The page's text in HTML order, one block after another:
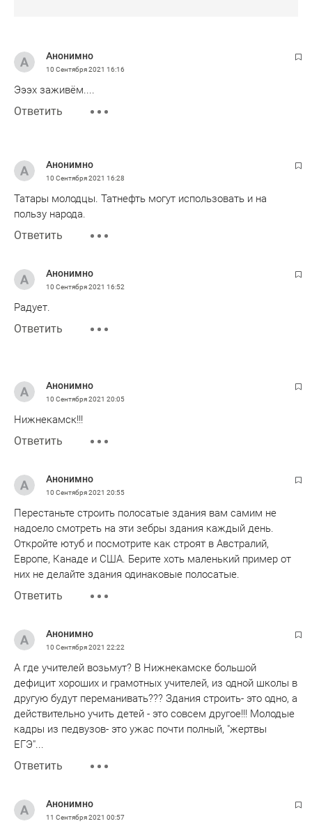
Анонимно
10 Сентября 2021 16:16
Эээх заживём....
Ответить
Анонимно
10 Сентября 2021 16:28
Татары молодцы. Татнефть могут использовать и на
пользу народа.
Ответить
Анонимно
10 Сентября 2021 16:52
Радует.
Ответить
Анонимно
10 Сентября 2021 20:05
Нижнекамск!!!
Ответить
Анонимно
10 Сентября 2021 20:55
Перестаньте строить полосатые здания вам самим не
надоело смотреть на эти зебры здания каждый день.
Откройте ютуб и посмотрите как строят в Австралий,
Европе, Канаде и США. Берите хоть маленький пример от
них не делайте здания одинаковые полосатые.
Ответить
Анонимно
10 Сентября 2021 22:22
А где учителей возьмут? В Нижнекамске большой
дефицит хороших и грамотных учителей, из одной школы в
другую будут переманивать??? Здания строить- это одно, а
действительно учить детей - это совсем другое!!! Молодые
кадры из педвузов- это ужас почти полный, "жертвы
ЕГЭ"...
Ответить
Анонимно
11 Сентября 2021 00:57